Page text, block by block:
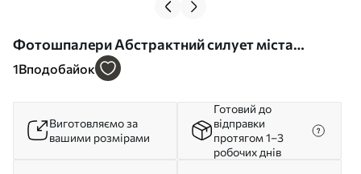
Фотошпалери Абстрактний силует міста
w05780
1Вподобайок
Виготовляємо за
вашими розмірами
Готовий до
відправки
протягом 1–3
робочих днів